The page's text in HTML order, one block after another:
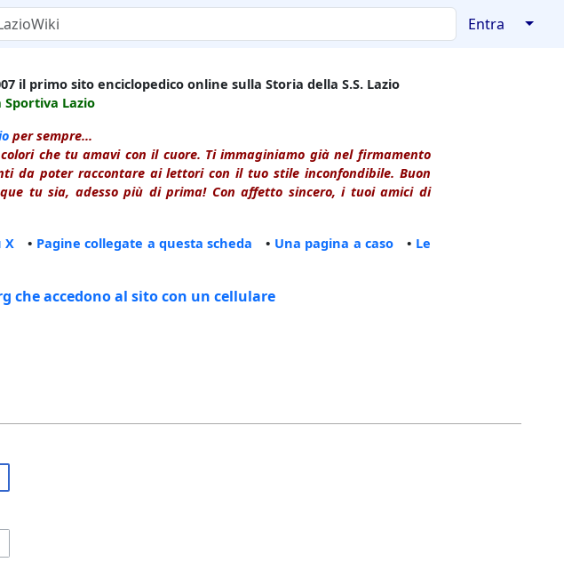
Entra ↓
il primo sito enciclopedico online sulla Storia della S.S. Lazio
Sportiva Lazio
per sempre...
che tu amavi con il cuore. Ti immaginiamo già nel firmamento
da poter raccontare ai lettori con il tuo stile inconfondibile. Buon
tu sia, adesso più di prima! Con affetto sincero, i tuoi amici di
X • Pagine collegate a questa scheda • Una pagina a caso • Le
che accedono al sito con un cellulare